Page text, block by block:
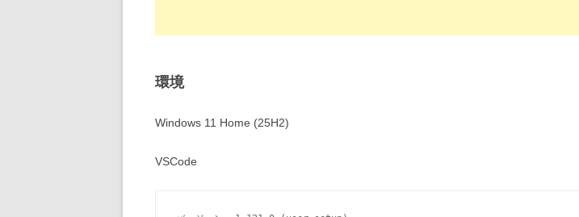
環境
Windows 11 Home (25H2)
VSCode